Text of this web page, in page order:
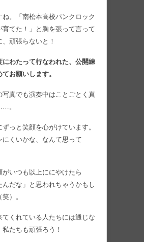
ね。「南松本高校パンクロック
育てた！」と胸を張って言って
頑張らないと！
わたって行なわれた、公開練
お願いします。
写真でも演奏中はことごとく真
。
ずっと笑顔を心がけています。
にくいかな、なんて思って
がいつも以上ににやけたら
んだな」と思われちゃうかもし
）。
てくれている人たちには通じな
たちも頑張ろう！